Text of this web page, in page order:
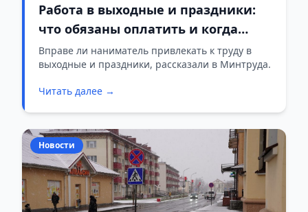
Работа в выходные и праздники:
что обязаны оплатить и когда
можно отказаться
Вправе ли наниматель привлекать к труду в
выходные и праздники, рассказали в Минтруда.
Читать далее →
Новости